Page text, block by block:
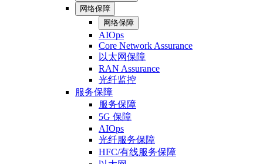
网络保障
网络保障
AIOps
Core Network Assurance
以太网保障
RAN Assurance
光纤监控
服务保障
服务保障
5G 保障
AIOps
光纤服务保障
HFC/有线服务保障